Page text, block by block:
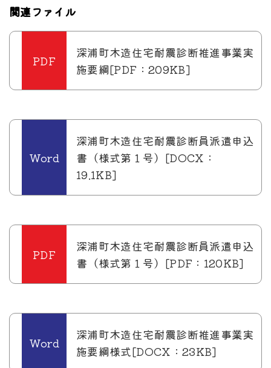
関連ファイル
深浦町木造住宅耐震診断推進事業実
施要綱[PDF：209KB]
深浦町木造住宅耐震診断員派遣申込
書（様式第１号）[DOCX：
19.1KB]
深浦町木造住宅耐震診断員派遣申込
書（様式第１号）[PDF：120KB]
深浦町木造住宅耐震診断推進事業実
施要綱様式[DOCX：23KB]